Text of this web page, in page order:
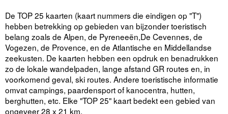
De TOP 25 kaarten (kaart nummers die eindigen op "T")
hebben betrekking op gebieden van bijzonder toeristisch
belang zoals de Alpen, de Pyreneeën,De Cevennes, de
Vogezen, de Provence, en de Atlantische en Middellandse
zeekusten. De kaarten hebben een opdruk en benadrukken
zo de lokale wandelpaden, lange afstand GR routes en, in
voorkomend geval, ski routes. Andere toeristische informatie
omvat campings, paardensport of kanocentra, hutten,
berghutten, etc. Elke "TOP 25" kaart bedekt een gebied van
ongeveer 28 x 21 km.